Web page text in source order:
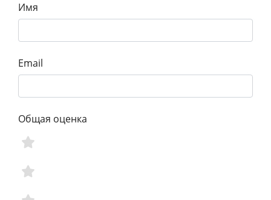
Имя
Email
Общая оценка